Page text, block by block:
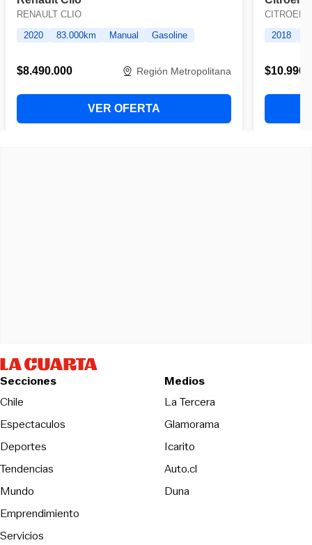
Secciones
Chile
Espectaculos
Deportes
Tendencias
Mundo
Emprendimiento
Servicios
Medios
La Tercera
Glamorama
Icarito
Auto.cl
Duna